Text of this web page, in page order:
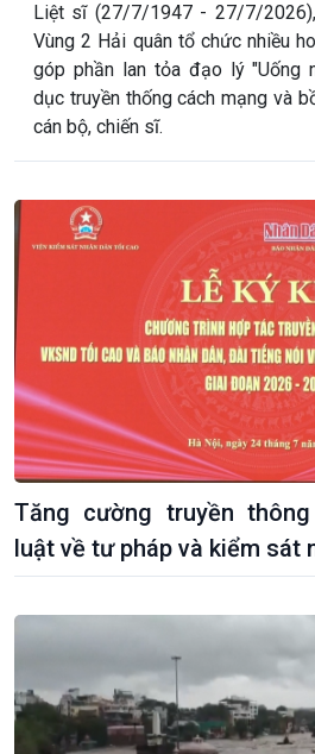
Giới thiệu
Liệt sĩ (27/7/1947 - 27/7/
Vùng 2 Hải quân tổ chức nhiều
góp phần lan tỏa đạo lý "Uống
dục truyền thống cách mạng và
cán bộ, chiến sĩ.
Tăng cường truyền
luật về tư pháp và kiểm sát